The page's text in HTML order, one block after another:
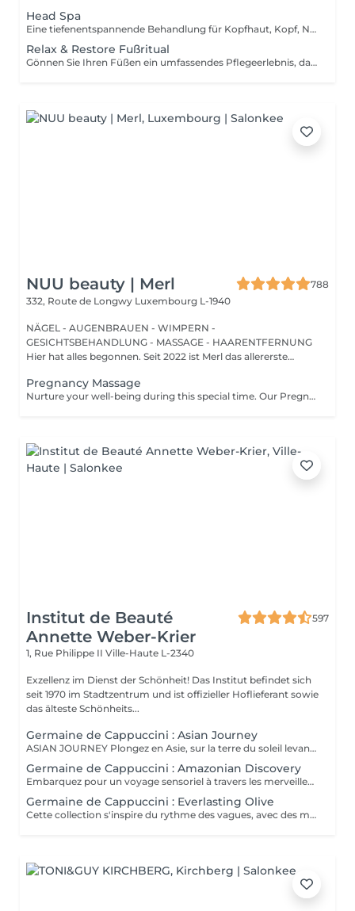
Head Spa
Eine tiefenentspannende Behandlung für Kopfhaut, Kopf, Nacken und allgemeines Wohlbefinden. Sanfte Massagetechniken helfen dabei, Verspannungen zu lösen, die Durchblutung anzuregen und ein angenehmes Gefühl von Entspannung zu fördern, während Kopfhaut und Haare gepflegt werden. Die Behandlung umfasst eine entspannende Kopfhautmassage, eine Haarwäsche sowie das anschließende Föhnen der Haare. Ideal zum Stressabbau, zur Entspannung und für einen wohltuenden Wellness-Moment.
Relax & Restore Fußritual
Gönnen Sie Ihren Füßen ein umfassendes Pflegeerlebnis, das Frische, Geschmeidigkeit und Komfort vereint. Die Behandlung kombiniert ein entspannendes Fußbad, ein Peeling, eine pflegende Maske, eine Paraffinbehandlung und eine wohltuende Fußmassage, um müde Füße zu revitalisieren und die Haut geschmeidig zu pflegen. Ideal für beanspruchte Füße, die besondere Aufmerksamkeit verdienen.
NUU beauty | Merl
788
332, Route de Longwy Luxembourg L-1940
NÄGEL - AUGENBRAUEN - WIMPERN -
GESICHTSBEHANDLUNG - MASSAGE - HAARENTFERNUNG
Hier hat alles begonnen. Seit 2022 ist Merl das allererste
Pregnancy Massage
Nurture your well-being during this special time. Our Pregnancy Massage is a gentle, relaxing treatment designed to reduce muscle tension, improve circulation, and ease discomfort commonly experienced during pregnancy. Soft, flowing techniques and comfortable side-lying positioning provide deep relaxation without placing pressure on the abdomen. Hypoallergenic, unscented oils are used to care for sensitive skin and maintain comfort throughout the session. This massage helps relieve tension in the lower back and shoulders, reduces swelling and heaviness in the legs, improves overall circulation, and promotes a sense of ease and balance in the body. This treatment is performed only with the approval of your doctor.
Institut de Beauté
Annette Weber-Krier
597
1, Rue Philippe II Ville-Haute L-2340
Exzellenz im Dienst der Schönheit! Das Institut befindet sich
seit 1970 im Stadtzentrum und ist offizieller Hoflieferant sowie
das älteste Schönheits...
Germaine de Cappuccini : Asian Journey
ASIAN JOURNEY Plongez en Asie, sur la terre du soleil levant, où chaque détail est conçu pour offrir harmonie et équilibre grâce à des soins exclusifs qui capturent l'esprit zen des anciens rituels japonais, infusés avec l'essence culturelle et cérémonielle du thé. La collection présente un parfum neuro-scientifiquement prouvé qui favorise l'harmonie et l'équilibre entre le corps et l'esprit. Des notes lactées enveloppantes s'associent à des bois crémeux sophistiqués et à des fruits exotiques. ACTIMOOD PROGRAM® : WELLBEINGMATCHA RENEWAL EXFOLIATION POUR LE CORPS Rituel d'exfoliation conçu pour révéler une peau douce et radieuse. Une formule exclusive à effet antioxydant qui enveloppe le corps d'une étreinte nourrissante et transformatrice. La caresse de sa texture gel extraordinaire permet une exfoliation aussi efficace qu'agréable. SERENITY SANCTUARY MASSAGE CORPOREL Inspiré du Shiatsu, une technique millénaire originaire du Japon, ce massage à effet relaxant vise à harmoniser le rythme naturel du corps en travaillant les méridiens énergétiques. La texture douce du lait de massage facilite le traitement, garantissant une glisse douce et agréable, tout en vous plongeant dans une atmosphère de profonde sérénité. ZEN CEREMONY RITUEL Conçu pour harmoniser le corps et l'esprit, ce rituel corporel associe la préparation et le soin de la peau à la philosophie orientale de l'équilibre holistique. Inspiré par le travail des méridiens énergétiques, il favorise un sentiment de bien-être total et profond.
Germaine de Cappuccini : Amazonian Discovery
Embarquez pour un voyage sensoriel à travers les merveilles de l'Amérique du Sud, où chaque soin capture la richesse de ses paysages et vous invite à découvrir ses ingrédients exotiques, récoltés de manière durable. La collection présente un parfum neuro-scientifiquement prouvé qui aide à augmenter la sensation d'énergie avec une combinaison de fruits tropicaux épicés. ACTIMOOD PROGRAM® : ENERGY VIVID AWAKENING-SOIN VISAGE Inspirée des secrets de beauté de l'Amazonie, cette expérience sensorielle associe une sélection minutieuse d'ingrédients exotiques qui réveillent la vitalité du visage. Dès les premiers instants, le rituel cérémoniel oriente les sens vers un paradis de calme et de sérénité, de connexion avec la nature, tandis que la peau vibre et se transforme.BIENFAITS Soin de la peau, douceur et hydratation* intense. Rajeunissement et amélioration de la texture de la peau. Le soin apporte une sensation de calme et de détente qui combat le stress. VITALITY RENEWAL-EXFOLIATION CORPORELLE Rituel d'exfoliation conçu pour révéler une peau douce et radieuse. Grâce à une synergie d'ingrédients de la plus haute qualité combinée à une technique évocatrice, ce beurre à la texture fondante ne renouvelle pas seulement la peau, mais procure également une sensation de revitalisation de l'âme. BLOOM SENSATION-MASSAGE CORPOREL Inspiré du massage holistique et énergétique « Lomi Lomi », ce nectar à base gélifiée se transforme en une huile luxueuse au contact de la peau, idéale pour être travaillée avec les mains et les avant-bras tout en enveloppant les sens d'une aura de bien-être total. VIBRANT REBIRTH-RITUEL Conçu pour harmoniser le corps et l'esprit, ce rituel corporel offre une expérience complète de soin et de préparation de la peau. Grâce à l'énergie vibrante de la nature, il favorise un profond sentiment de renaissance et d'éveil d'une nouvelle vitalité de la peau. RAINFOREST HARMONY-RITUEL Inspirés par l'étreinte de la Terre Mère, les savoirs anciens se mêlent à des techniques innovantes, créant une mosaïque de soins qui enveloppent le corps et l'esprit. Un rituel transformateur qui associe un soin du visage revitalisant à un massage énergisant, garantissant une expérience d'harmonie et de bien-être.
Germaine de Cappuccini : Everlasting Olive
Cette collection s'inspire du rythme des vagues, avec des mouvements longs et fluides qui imitent le rythme de la mer touchant le rivage. Chaque mouvement s'adapte au corps dans des mouvements ondulants, créant une expérience sensorielle profonde qui : Réduit le stress et libère les tensions musculaires. L'apport en oxygène s'améliore et les tissus sont revitalisés.